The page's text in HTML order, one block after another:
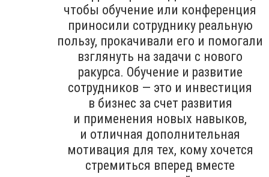
чтобы обучение или конференция
приносили сотруднику реальную
пользу, прокачивали его и помогали
взглянуть на задачи с нового
ракурса. Обучение и развитие
сотрудников — это и инвестиция
в бизнес за счет развития
и применения новых навыков,
и отличная дополнительная
мотивация для тех, кому хочется
стремиться вперед вместе